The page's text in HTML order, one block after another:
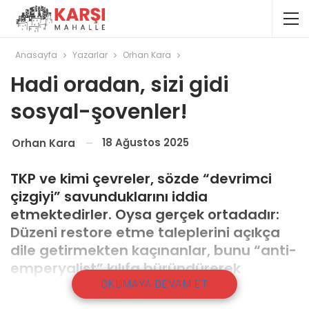
Anasayfa Yazarlar Orhan Kara
Hadi oradan, sizi gidi
sosyal-şovenler!
Orhan Kara 18 Ağustos 2025
TKP ve kimi çevreler, sözde “devrimci
çizgiyi” savunduklarını iddia
etmektedirler. Oysa gerçek ortadadır:
Düzeni restore etme taleplerini açıkça
dile getirmekten kaçınanlar, bunu “anti-
emperyalist” kılıfa büründürerek
yeniden üretmektedir.
OKUMAYA DEVAM ET